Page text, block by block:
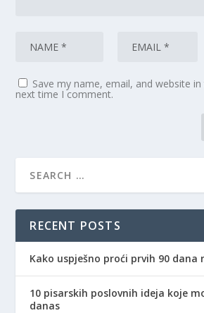
Save my name, email, and website
next time I comment.
RECENT POSTS
Kako uspješno proći prvih 90 dana
10 pisarskih poslovnih ideja koje
danas